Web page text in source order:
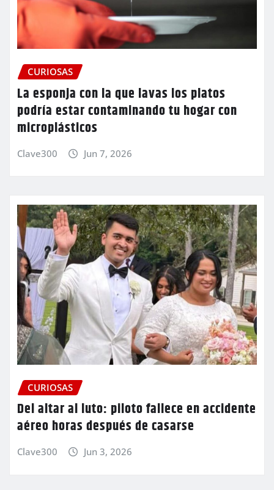
CURIOSAS
La esponja con la que lavas los platos
podría estar contaminando tu hogar con
microplásticos
Clave300 Jun 7, 2026
CURIOSAS
Del altar al luto: piloto fallece en accidente
aéreo horas después de casarse
Clave300 Jun 3, 2026